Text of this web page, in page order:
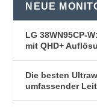
NEUE
LG 38WN95CP-
mit QHD+
Die besten
umfassender